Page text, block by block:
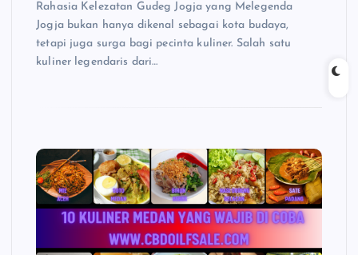
Rahasia Kelezatan Gudeg Jogja yang Melegenda
Jogja bukan hanya dikenal sebagai kota budaya,
tetapi juga surga bagi pecinta kuliner. Salah satu
kuliner legendaris dari…